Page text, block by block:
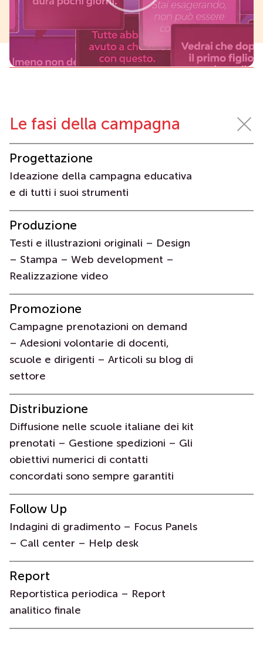
Le fasi della campagna
Progettazione
Ideazione della campagna educativa
e di tutti i suoi strumenti
Produzione
Testi e illustrazioni originali – Design
– Stampa – Web development –
Realizzazione video
Promozione
Campagne prenotazioni on demand
– Adesioni volontarie di docenti,
scuole e dirigenti – Articoli su blog di
settore
Distribuzione
Diffusione nelle scuole italiane dei kit
prenotati – Gestione spedizioni – Gli
obiettivi numerici di contatti
concordati sono sempre garantiti
Follow Up
Indagini di gradimento – Focus Panels
– Call center – Help desk
Report
Reportistica periodica – Report
analitico finale